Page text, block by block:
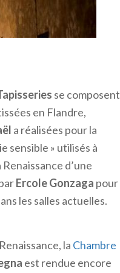
en celle de la
des Gonzaguese
voici ce que nous
de Mantoue.
qui a donné naissance à la
l’ensemble du
Domus à travers la
aujourd’hui. Le
appeléSalon de
se composent
en Flandre,
a réalisées pour la
sensible » utilisés à
d’une
Ercole Gonzaga pour
les salles actuelles.
la Chambre
est rendue encore